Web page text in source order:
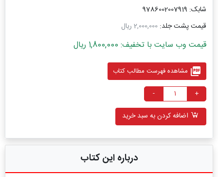
شابک: 9786002007919
قیمت پشت جلد: 2,000,000 ریال
قیمت وب سایت با تخفیف: 1,800,000 ریال
picture_as_pdf مشاهده فهرست مطالب کتاب
+
-
اضافه کردن به سبد خرید
درباره این کتاب